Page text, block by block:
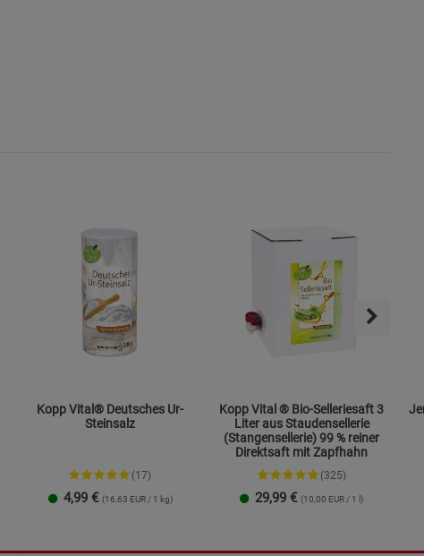
Kopp Vital® Deutsches Ur-
Steinsalz
(17)
4,99 € (16,63 EUR / 1 kg)
Kopp Vital ® Bio-Selleriesaft 3
Liter aus Staudensellerie
(Stangensellerie) 99 % reiner
Direktsaft mit Zapfhahn
(325)
29,99 € (10,00 EUR / 1 l)